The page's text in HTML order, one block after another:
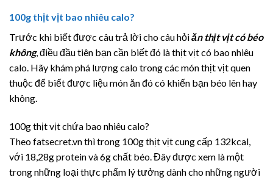
100g thịt vịt bao nhiêu calo?
Trước khi biết được câu trả lời cho câu hỏiăn thịt vịt có béo
không, điều đầu tiên bạn cần biết đó là thịt vịt có bao nhiêu
calo. Hãy khám phá lượng calo trong các món thịt vịt quen
thuộc để biết được liệu món ăn đó có khiến bạn béo lên hay
không.
100g thịt vịt chứa bao nhiêu calo?
Theo fatsecret.vn thì trong 100g thịt vịt cung cấp 132kcal,
với 18,28g protein và 6g chất béo. Đây được xem là một
trong những loại thực phẩm lý tưởng dành cho những người